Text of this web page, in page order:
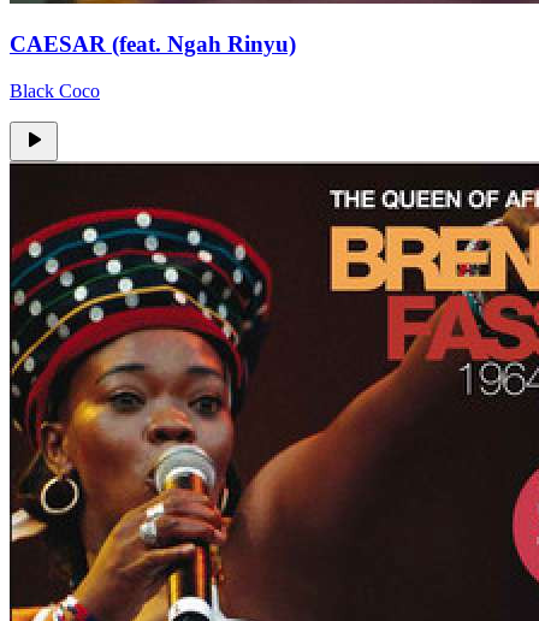
CAESAR (feat. Ngah Rinyu)
Black Coco